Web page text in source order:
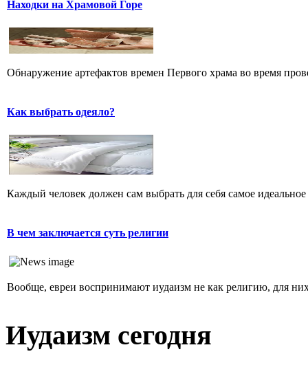
Находки на Храмовой Горе
Обнаружение артефактов времен Первого храма во время
Как выбрать одеяло?
Каждый человек должен сам выбрать для себя самое
В чем заключается суть религии
Вообще, евреи воспринимают иудаизм не как религию, для
Иудаизм сегодня